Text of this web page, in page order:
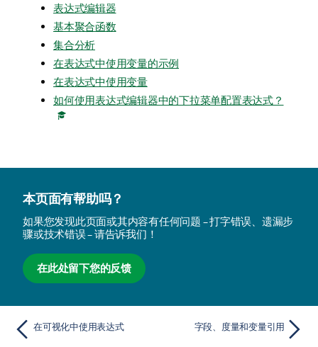
表达式编辑器
基本聚合函数
集合分析
在表达式中使用变量的示例
在表达式中使用变量
如何使用表达式编辑器中的下拉菜单配置表达式？
本页面有帮助吗？
如果您发现此页面或其内容有任何问题 – 打字错误、遗漏步
骤或技术错误 – 请告诉我们！
在此处留下您的反馈
在可视化中使用表达式 字段、度量和变量引用